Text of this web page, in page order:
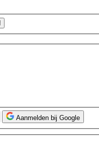
Aanmelden bij Google